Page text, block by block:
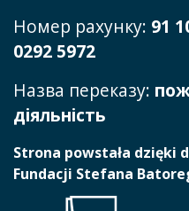
Номер рахунку: 91
0292 5972
Назва переказу:
діяльність
Strona powstała dzięki
Fundacji Stefana